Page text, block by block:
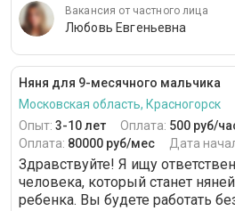
Вакансия от частного лица
Любовь Евгеньевна
Няня для 9-месячного мальчика
Московская область, Красногорск
Опыт: 3-10 лет Оплата: 500 руб/
Оплата: 80000 руб/мес Дата
Здравствуйте! Я ищу
человека, который станет
ребенка. Вы будете работать